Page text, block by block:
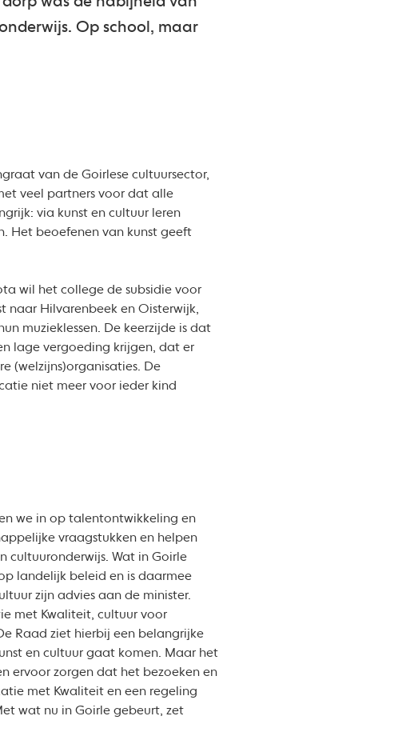
Op school, maar
van de Goirlese cultuursector,
veel partners voor dat alle
via kunst en cultuur leren
Het beoefenen van kunst geeft
wil het college de subsidie voor
naar Hilvarenbeek en Oisterwijk,
muzieklessen. De keerzijde is dat
lage vergoeding krijgen, dat er
(welzijns)organisaties. De
niet meer voor ieder kind
we in op talentontwikkeling en
vraagstukken en helpen
cultuuronderwijs. Wat in Goirle
landelijk beleid en is daarmee
zijn advies aan de minister.
met Kwaliteit, cultuur voor
Raad ziet hierbij een belangrijke
en cultuur gaat komen. Maar het
ervoor zorgen dat het bezoeken en
met Kwaliteit en een regeling
wat nu in Goirle gebeurt, zet